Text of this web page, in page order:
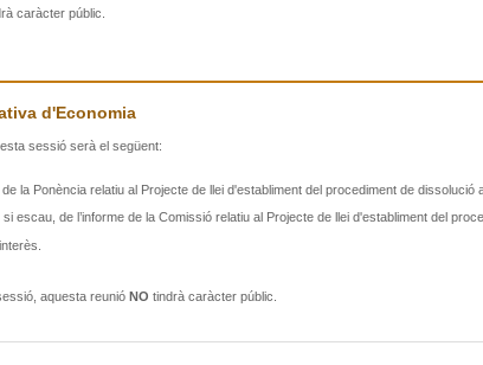
caràcter públic.
d'Economia
sessió serà el següent:
de la Ponència relatiu al Projecte de llei d'establiment del procediment de
escau, de l’informe de la Comissió relatiu al Projecte de llei d'establiment del
aquesta reunió NO tindrà caràcter públic.